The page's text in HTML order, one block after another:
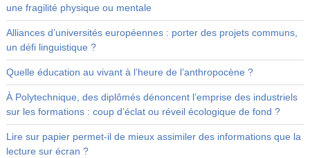
une fragilité physique ou mentale
Alliances d’universités européennes : porter des projets communs,
un défi linguistique ?
Quelle éducation au vivant à l’heure de l’anthropocène ?
À Polytechnique, des diplômés dénoncent l’emprise des industriels
sur les formations : coup d’éclat ou réveil écologique de fond ?
Lire sur papier permet-il de mieux assimiler des informations que la
lecture sur écran ?